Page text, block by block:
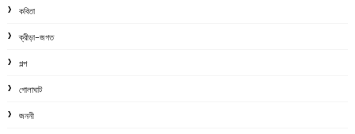
কবিতা
ক্রীড়া-জগত
গল্প
গোলাঘাট
জননী